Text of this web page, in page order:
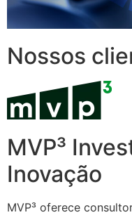
Nossos
MVP³
Inovação
MVP³ oferece